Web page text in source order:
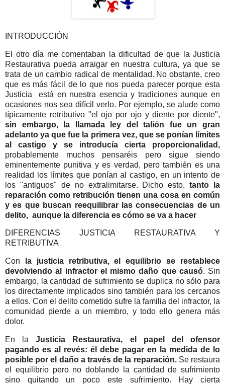
INTRODUCCIÓN
El otro día me comentaban la dificultad de que la Justicia
Restaurativa pueda arraigar en nuestra cultura, ya que se
trata de un cambio radical de mentalidad. No obstante, creo
que es más fácil de lo que nos pueda parecer porque esta
Justicia está en nuestra esencia y tradiciones aunque en
ocasiones nos sea difícil verlo. Por ejemplo, se alude como
típicamente retributivo "el ojo por ojo y diente por diente",
sin embargo, la llamada ley del talión fue un gran
adelanto ya que fue la primera vez, que se ponían límites
al castigo y se introducía cierta proporcionalidad,
probablemente muchos pensaréis pero sigue siendo
eminentemente punitiva y es verdad, pero también es una
realidad los límites que ponían al castigo, en un intento de
los "antiguos" de no extralimitarse. Dicho esto, tanto la
reparación como retribución tienen una cosa en común
y es que buscan reequilibrar las consecuencias de un
delito, aunque la diferencia es cómo se va a hacer
DIFERENCIAS JUSTICIA RESTAURATIVA Y
RETRIBUTIVA
Con
la justicia retributiva, el equilibrio se restablece
devolviendo al infractor el mismo daño que causó. Sin
embargo, la cantidad de sufrimiento se duplica no sólo para
los directamente implicados sino también para los cercanos
a ellos. Con el delito cometido sufre la familia del infractor, la
comunidad pierde a un miembro, y todo ello genera más
dolor.
En laJusticia Restaurativa, el papel del ofensor
pagando es al revés: él debe pagar en la medida de lo
posible por el daño a través de la reparación.Se restaura
el equilibrio pero no doblando la cantidad de sufrimiento
sino quitando un poco este sufrimiento. Hay cierta